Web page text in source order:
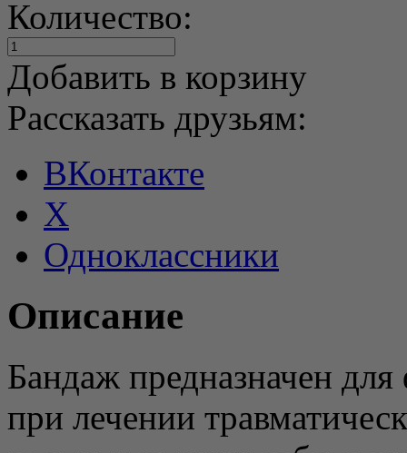
Количество:
Добавить в корзину
Рассказать друзьям:
ВКонтакте
X
Одноклассники
Описание
Бандаж предназначен для
при лечении